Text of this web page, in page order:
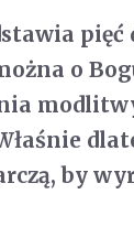
pięć
o
by